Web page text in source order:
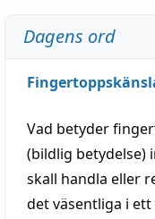
Dagens ord
Vad betyder
(bildlig betydelse)
skall handla eller
det väsentliga i ett